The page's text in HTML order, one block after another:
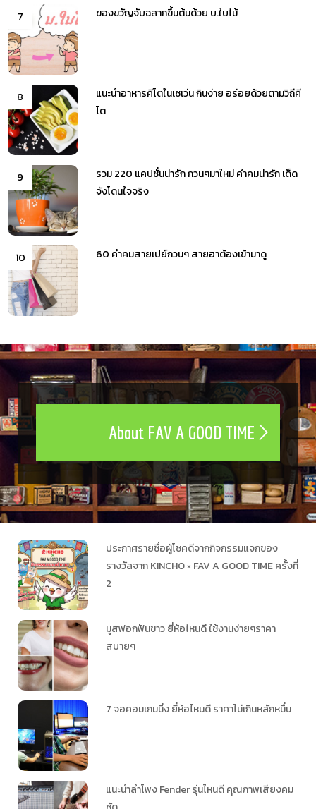
7 ของขวัญจับฉลากขึ้นต้นด้วย บ.ใบไม้
8
แนะนำอาหารคีโตในเซเว่น กินง่าย อร่อยด้วยตามวิถีคี
โต
9
รวม 220 แคปชั่นน่ารัก กวนๆมาใหม่ คำคมน่ารัก เด็ด
จังโดนใจจริง
10 60 คำคมสายเปย์กวนๆ สายฮาต้องเข้ามาดู
About FAV A GOOD TIME
ประกาศรายชื่อผู้โชคดีจากกิจกรรมแจกของ
รางวัลจาก KINCHO × FAV A GOOD TIME ครั้งที่
2
มูสฟอกฟันขาว ยี่ห้อไหนดี ใช้งานง่ายๆราคา
สบายๆ
7 จอคอมเกมมิ่ง ยี่ห้อไหนดี ราคาไม่เกินหลักหมื่น
แนะนำลำโพง Fender รุ่นไหนดี คุณภาพเสียงคม